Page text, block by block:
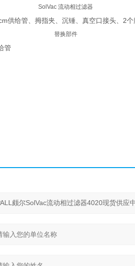
SolVac 流动相过滤器
供给管、拇指夹、沉锤、真空口接头、2
替换部件
管